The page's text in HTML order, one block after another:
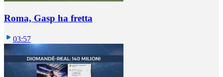
Roma, Gasp ha fretta
03:57